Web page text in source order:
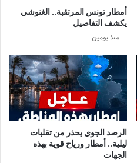
أمطار تونس المرتقبة.. الغنوشي
يكشف التفاصيل
منذ يومين
الرصد الجوي يحذر من تقلبات
ليلية.. أمطار ورياح قوية بهذه
الجهات